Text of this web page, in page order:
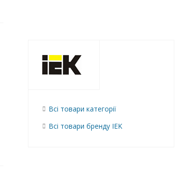
Всі товари категорії
Всі товари бренду IEK